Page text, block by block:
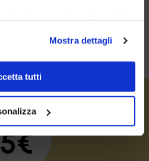
laprivacy policye la
Mostra dettagli
tutti